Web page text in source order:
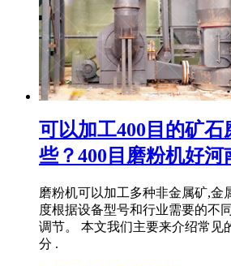
可以加工400目的矿石
些？400目磨粉机好河
磨粉机可以加工多种非金属矿,金
度根据设备型号和行业需要的不
调节。 本文我们主要来介绍常见
分 .